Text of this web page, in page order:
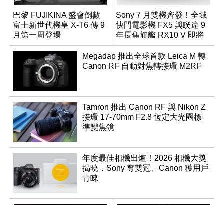
巴黎 FUJIKINA 盛會倒數
富士新世代機皇 X-T6 傳 9
月第一周登場
Sony 7 月雙機齊發！全域
快門電影機 FX5 與睽違 9
年長焦旗艦 RX10 V 即將
登場
Megadap 推出全球首款 Leica M 轉
Canon RF 自動對焦轉接環 M2RF
Tamron 推出 Canon RF 與 Nikon Z
接環 17-70mm F2.8 恆定大光圈標
準變焦鏡
年度最佳相機出爐！2026 相機大獎
揭曉，Sony 奪雙冠、Canon 獲用戶
青睞